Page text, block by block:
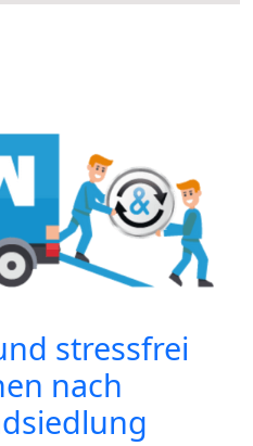
stressfrei
nach